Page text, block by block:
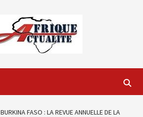
BURKINA FASO : LA REVUE ANNUELLE DE LA